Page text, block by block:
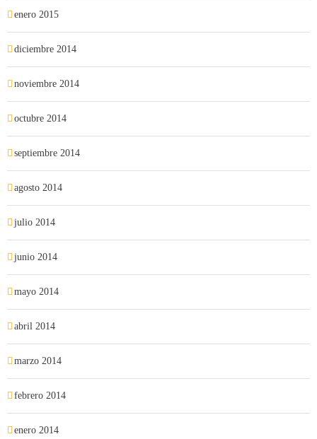
enero 2015
diciembre 2014
noviembre 2014
octubre 2014
septiembre 2014
agosto 2014
julio 2014
junio 2014
mayo 2014
abril 2014
marzo 2014
febrero 2014
enero 2014